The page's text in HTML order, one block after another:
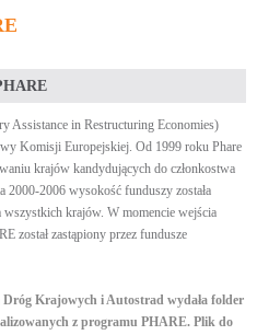
Assistance in Restructuring Economies)
Komisji Europejskiej. Od 1999 roku Phare
krajów kandydujących do członkostwa
2006 wysokość funduszy została
wszystkich krajów. W momencie wejścia
został zastąpiony przez fundusze
Krajowych i Autostrad wydała folder
z programu PHARE. Plik do